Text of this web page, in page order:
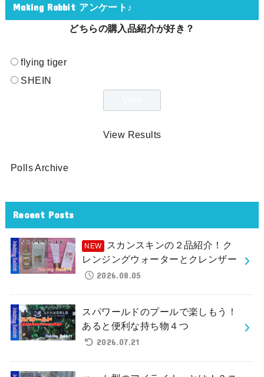
Making Rabbit アンケート♪
どちらの購入品紹介が好き？
flying tiger
SHEIN
View Results
Polls Archive
Recent Posts
スカンスキンの２品紹介！ク
レンジングウォーターとクレンザー
2026.08.05
スパワールドのプールで楽しもう！
あると便利な持ち物４つ
2026.07.21